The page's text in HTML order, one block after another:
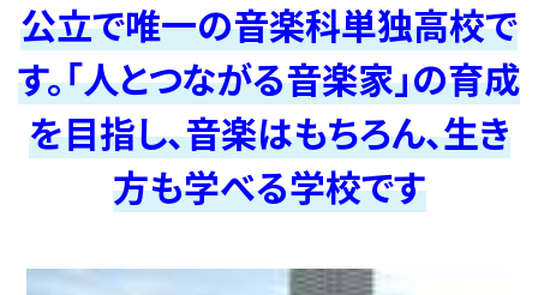
公立で唯一の音楽科単独高校で
す。「人とつながる音楽家」の育成
を目指し、音楽はもちろん、生き
方も学べる学校です